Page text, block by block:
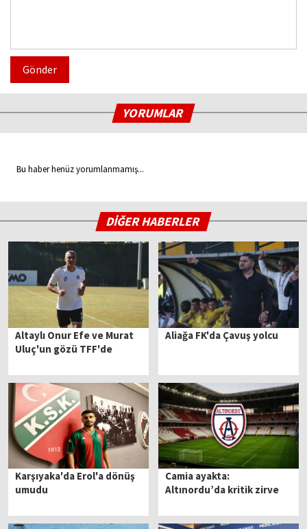
Gönder
YORUMLAR
Bu haber henüz yorumlanmamış...
DİĞER HABERLER
Altaylı Onur Efe ve Murat
Uluç'un gözü TFF'de
Aliağa FK'da Çavuş yolcu
Karşıyaka'da Erol'a dönüş
umudu
Camia ayakta:
Altınordu’da kritik zirve